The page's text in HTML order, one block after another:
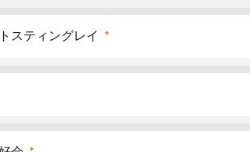
スティングレイ *